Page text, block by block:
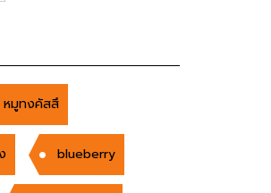
หมูทงคัสสึ
blueberry